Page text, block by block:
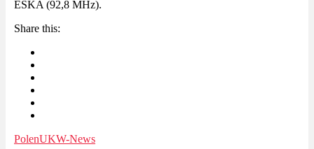
ESKA (92,8 MHz).
Share this:
PolenUKW-News